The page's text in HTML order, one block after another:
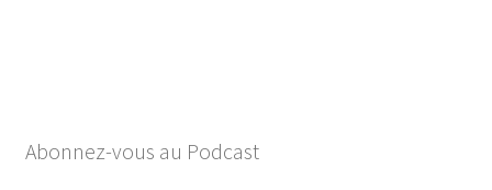
Abonnez-vous au Podcast